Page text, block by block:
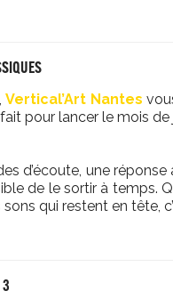
Vertical’Art Nantes
pour lancer le mois
d’écoute, une
de le sortir à temps.
qui restent en tête,
3